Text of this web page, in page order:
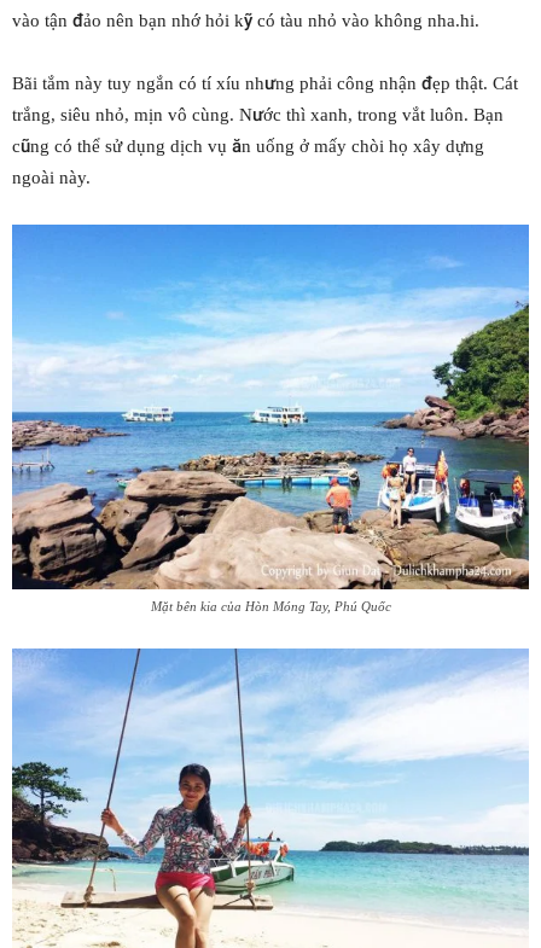
vào tận đảo nên bạn nhớ hỏi kỹ có tàu nhỏ vào không nha.hi.
Bãi tắm này tuy ngắn có tí xíu nhưng phải công nhận đẹp thật. Cát
trắng, siêu nhỏ, mịn vô cùng. Nước thì xanh, trong vắt luôn. Bạn
cũng có thể sử dụng dịch vụ ăn uống ở mấy chòi họ xây dựng
ngoài này.
Mặt bên kia của Hòn Móng Tay, Phú Quốc